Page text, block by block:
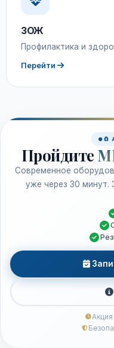
ЗОЖ
Профилактика и
Перейти
🧲
Пройдите
Современное
уже через 30 минут.